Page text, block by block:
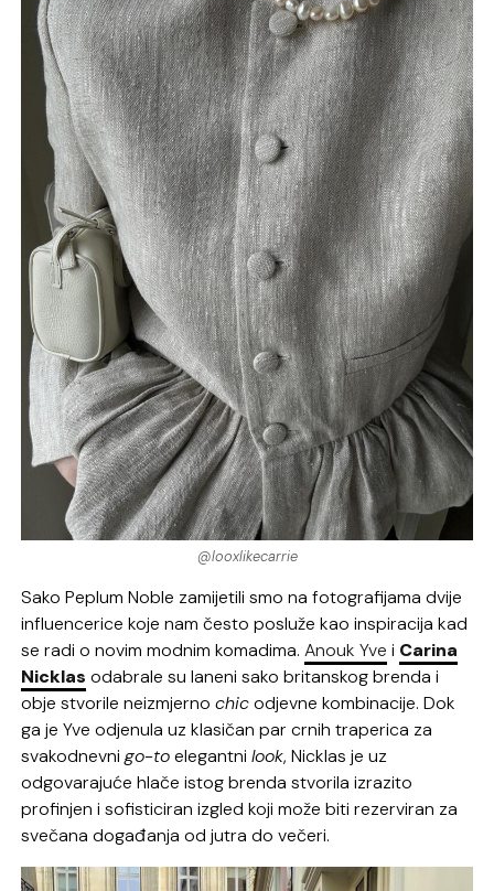
@looxlikecarrie
Sako Peplum Noble zamijetili smo na fotografijama dvije
influencerice koje nam često posluže kao inspiracija kad
se radi o novim modnim komadima.Anouk Yve i Carina
Nicklas odabrale su laneni sako britanskog brenda i
obje stvorile neizmjernochicodjevne kombinacije. Dok
ga je Yve odjenula uz klasičan par crnih traperica za
svakodnevnigo-toelegantnilook, Nicklas je uz
odgovarajuće hlače istog brenda stvorila izrazito
profinjen i sofisticiran izgled koji može biti rezerviran za
svečana događanja od jutra do večeri.